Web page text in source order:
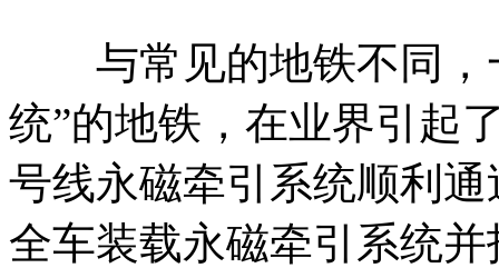
与常见的地铁不同，
统”的地铁，在业界引起
号线永磁牵引系统顺利
全车装载永磁牵引系统